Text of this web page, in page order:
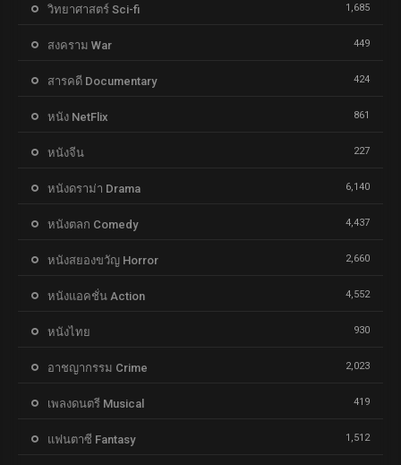
วิทยาศาสตร์ Sci-fi 1,685
สงคราม War 449
สารคดี Documentary 424
หนัง NetFlix 861
หนังจีน 227
หนังดราม่า Drama 6,140
หนังตลก Comedy 4,437
หนังสยองขวัญ Horror 2,660
หนังแอคชั่น Action 4,552
หนังไทย 930
อาชญากรรม Crime 2,023
เพลงดนตรี Musical 419
แฟนตาซี Fantasy 1,512